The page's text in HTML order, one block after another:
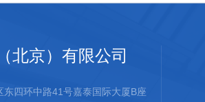
北京）有限公司
东四环中路41号嘉泰国际大厦B座